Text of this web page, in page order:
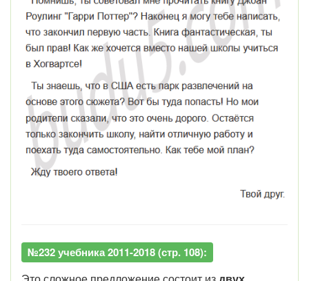
№232 учебника 2011-2018 (стр. 108):